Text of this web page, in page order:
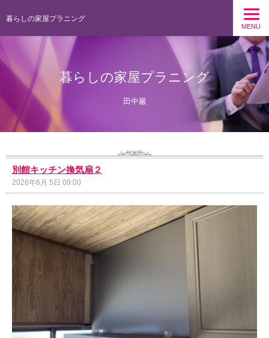
暮らしの家屋プラニング
MENU
暮らしの家屋プラニング
田中巖
別館キッチン換気扇２
2026年6月 5日 09:00